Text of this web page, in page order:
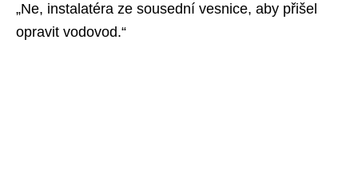
„Ne, instalatéra ze sousední vesnice, aby přišel
opravit vodovod.“